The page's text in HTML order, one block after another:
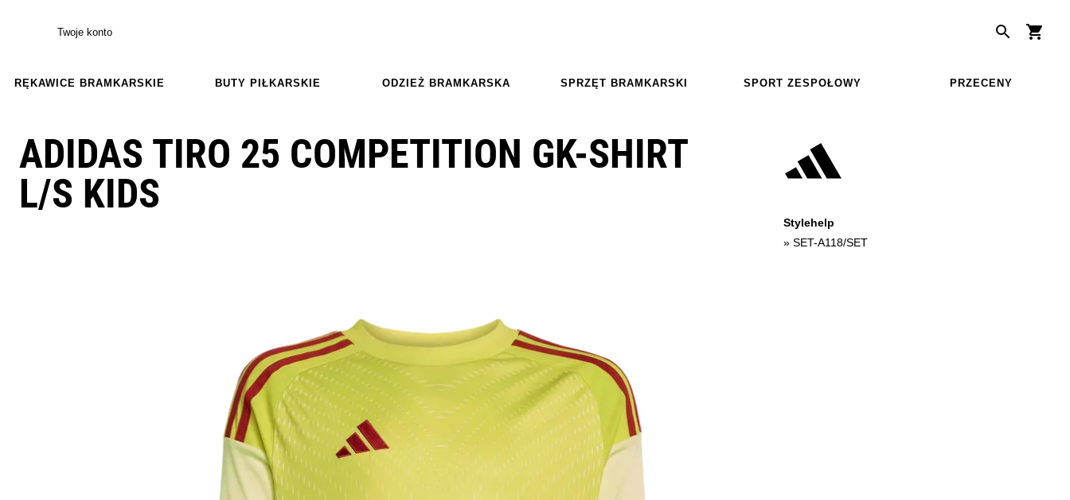
Twoje konto
RĘKAWICE BRAMKARSKIE BUTY PIŁKARSKIE ODZIEŻ BRAMKARSKA SPRZĘT BRAMKARSKI SPORT ZESPOŁOWY PRZECENY
ADIDAS TIRO 25 COMPETITION GK-SHIRT
L/S KIDS
Stylehelp
» SET-A118/SET